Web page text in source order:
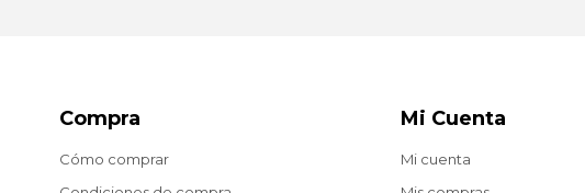
Compra
Cómo comprar
Mi Cuenta
Mi cuenta